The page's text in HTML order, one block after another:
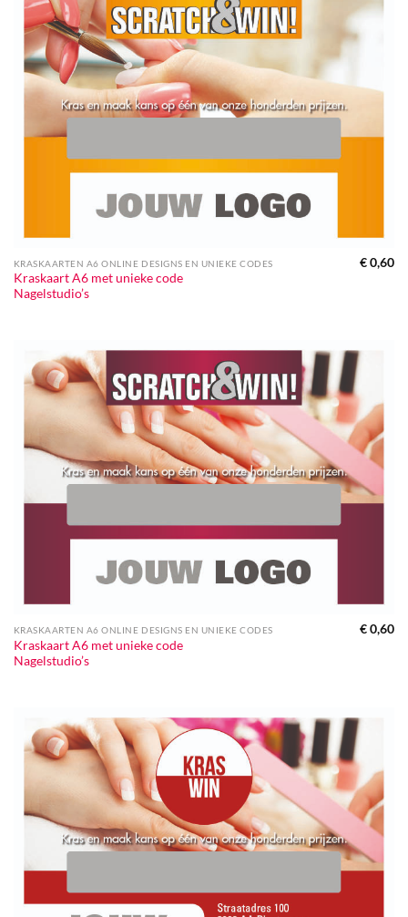
KRASKAARTEN A6 ONLINE DESIGNS EN UNIEKE CODES
Kraskaart A6 met unieke code
Nagelstudio’s
€0,60
KRASKAARTEN A6 ONLINE DESIGNS EN UNIEKE CODES
Kraskaart A6 met unieke code
Nagelstudio’s
€0,60